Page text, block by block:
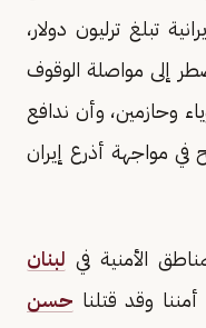
تبلغ ترليون دولار،
إلى مواصلة الوقوف
وحازمين، وأن ندافع
مواجهة أذرع إيران
الأمنية في لبنان
وقد قتلنا حسن